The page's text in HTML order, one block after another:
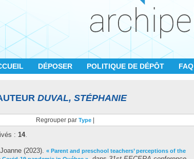
DÉPOSER POLITIQUE DE DÉPÔT FAQ
DUVAL, STÉPHANIE
Regrouper par Type
: 14.
(2023). « Parent and preschool teachers’ perceptions of the